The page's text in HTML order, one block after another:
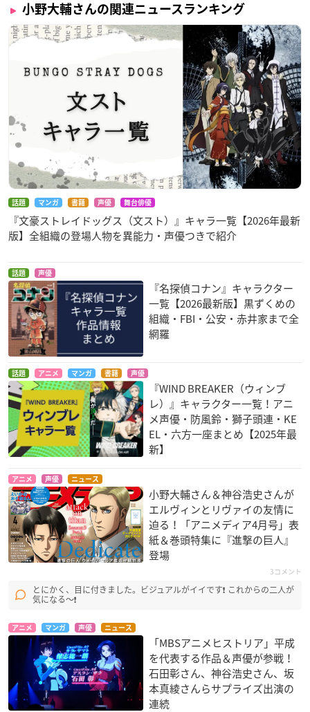
小野大輔さんの関連ニュースランキング
話題 マンガ 書籍 声優 舞台俳優
『文豪ストレイドッグス（文スト）』キャラ一覧【2026年最新
版】全組織の登場人物を異能力・声優つきで紹介
話題 声優
『名探偵コナン』キャラクター
一覧【2026最新版】黒ずくめの
組織・FBI・公安・赤井家まで全
網羅
話題 アニメ マンガ 書籍 声優
『WIND BREAKER（ウィンブ
レ）』キャラクター一覧！アニ
メ声優・防風鈴・獅子頭連・KE
EL・六方一座まとめ【2025年最
新】
アニメ 声優 ニュース
小野大輔さん＆神谷浩史さんが
エルヴィンとリヴァイの友情に
迫る！「アニメディア4月号」表
紙＆巻頭特集に『進撃の巨人』
登場
3コメント
とにかく、目に付きました。ビジュアルがイイです❗ これからの二人が
気になる〜❗
アニメ マンガ 声優 ニュース
「MBSアニメヒストリア」平成
を代表する作品＆声優が参戦！
石田彰さん、神谷浩史さん、坂
本真綾さんらサプライズ出演の
連続